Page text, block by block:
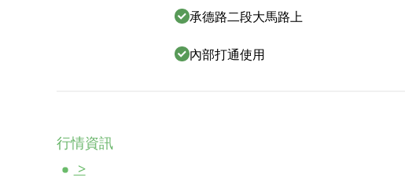
承德路二段大馬路上
內部打通使用
行情資訊
>